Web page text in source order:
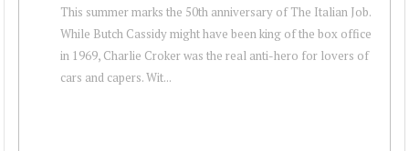
This summer marks the 50th anniversary of The Italian Job.
While Butch Cassidy might have been king of the box office
in 1969, Charlie Croker was the real anti-hero for lovers of
cars and capers. Wit...